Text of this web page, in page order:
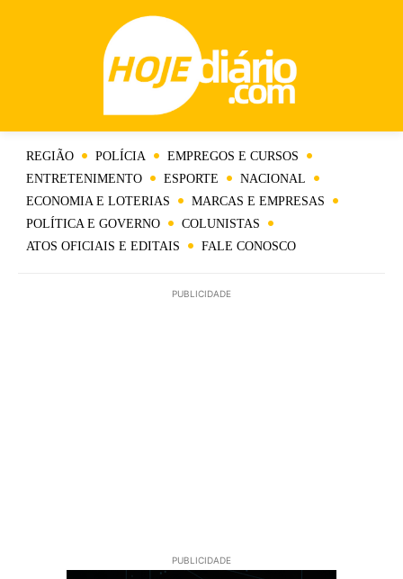
REGIÃO POLÍCIA
EMPREGOS E CURSOS
ENTRETENIMENTO
ESPORTE
NACIONAL
ECONOMIA E LOTERIAS
MARCAS E EMPRESAS
POLÍTICA E GOVERNO
COLUNISTAS
ATOS OFICIAIS E EDITAIS
FALE CONOSCO
PUBLICIDADE
PUBLICIDADE